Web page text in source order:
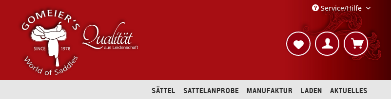
Service/Hilfe
AKTUELLES
LADEN
MANUFAKTUR
SATTELANPROBE
SÄTTEL